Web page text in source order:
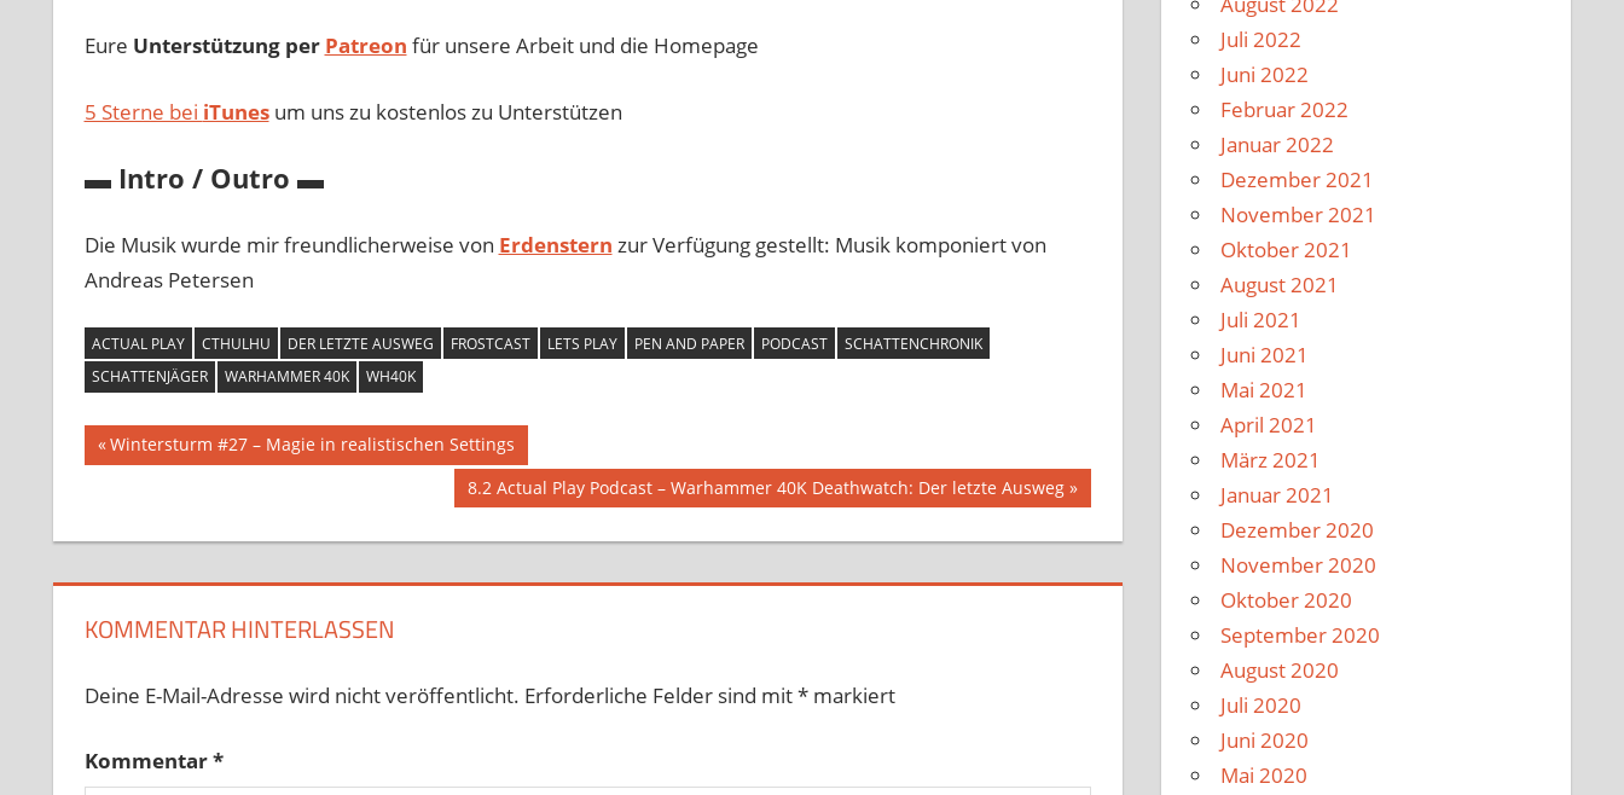
Eure Unterstützung per Patreon für unsere Arbeit und die Homepage
5 Sterne bei iTunesum uns zu kostenlos zu Unterstützen
▬ Intro / Outro ▬
Die Musik wurde mir freundlicherweise von Erdenstern zur Verfügung gestellt: Musik komponiert von
Andreas Petersen
ACTUAL PLAY CTHULHU DER LETZTE AUSWEG FROSTCAST LETS PLAY PEN AND PAPER PODCAST
SCHATTENCHRONIK
SCHATTENJÄGER
WARHAMMER 40K WH40K
Beitragsnavigation
Vorheriger
Beitrag:
Wintersturm #27 – Magie in realistischen Settings
Nächster
Beitrag:
8.2 Actual Play Podcast – Warhammer 40K Deathwatch: Der letzte Ausweg
KOMMENTAR HINTERLASSEN
Deine E-Mail-Adresse wird nicht veröffentlicht. Erforderliche Felder sind mit*markiert
Kommentar*
Juli 2022
Juni 2022
Februar 2022
Januar 2022
Dezember 2021
November 2021
Oktober 2021
August 2021
Juli 2021
Juni 2021
Mai 2021
April 2021
März 2021
Januar 2021
Dezember 2020
November 2020
Oktober 2020
September 2020
August 2020
Juli 2020
Juni 2020
Mai 2020